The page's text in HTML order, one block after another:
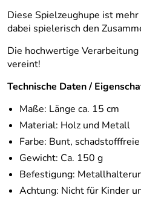
Diese Spielzeughupe ist
dabei spielerisch den
Die hochwertige
vereint!
Technische Daten /
Maße: Länge ca. 15 cm
Material: Holz und Metall
Farbe: Bunt,
Gewicht: Ca. 150 g
Befestigung:
Achtung: Nicht für Kinder